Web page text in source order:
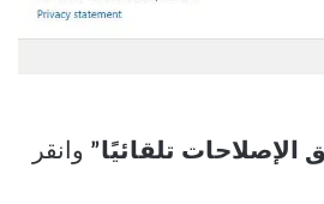
الإصلاحات تلقائيًا” وانقر